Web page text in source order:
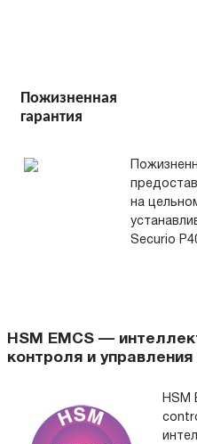
Пожизненная
гарантия
на
Securio
HSM EMCS —
контроля и
HSM